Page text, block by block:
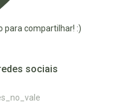
para compartilhar! :)
sociais